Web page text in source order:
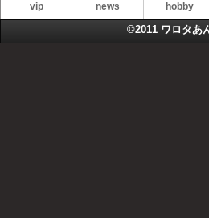
vip news hobby
©2011 ワロタあ